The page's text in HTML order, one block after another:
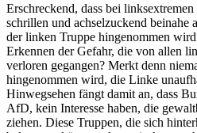
Erschreckend, dass bei
schrillen und achselzuckend beinahe
der linken Truppe hingenommen
Erkennen der Gefahr, die von allen
verloren gegangen? Merkt denn
hingenommen wird, die Linke
Hinwegsehen fängt damit an, dass
AfD, kein Interesse haben, die
ziehen. Diese Truppen, die sich